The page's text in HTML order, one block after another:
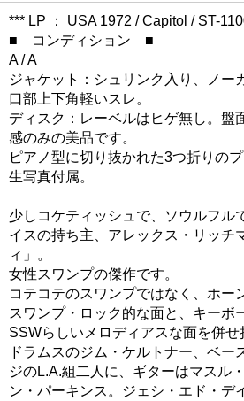
*** LP ： USA 1972 / Capitol / ST-
■ コンディション ■
A / A
ジャケット：シュリンク入り、ノー
口部上下角軽いスレ。
ディスク：レーベルはヒゲ無し。盤
感のみの美品です。
ピアノ型に切り抜かれた3つ折りのプ
生写真付属。
少しコケティッシュで、ソウルフル
イスの持ち主、アレックス・リッチ
ィ」。
女性スワンプの傑作です。
コテコテのスワンプではなく、ホー
スワンプ・ロック的な面と、キーボ
SSWらしいメロディアスな面を併せ
ドラムスのジム・ケルトナー、ベー
ジのL.A.組二人に、ギターはマスル
ン・パーキンス。ジェシ・エド・デ